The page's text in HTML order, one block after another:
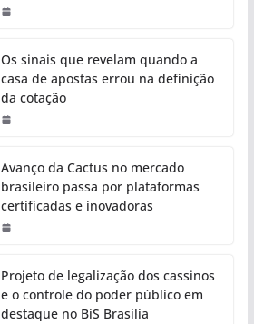
Os sinais que revelam quando a
casa de apostas errou na definição
da cotação
Avanço da Cactus no mercado
brasileiro passa por plataformas
certificadas e inovadoras
Projeto de legalização dos cassinos
e o controle do poder público em
destaque no BiS Brasília